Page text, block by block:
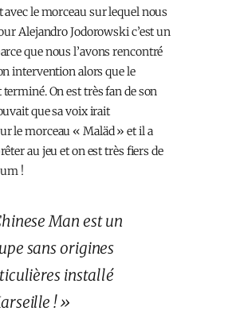
le morceau sur lequel nous
Alejandro Jodorowski c’est un
que nous l’avons rencontré
intervention alors que le
On est très fan de son
que sa voix irait
le morceau « Maläd » et il a
au jeu et on est très fiers de
!
Man est un
sans origines
installé
! »